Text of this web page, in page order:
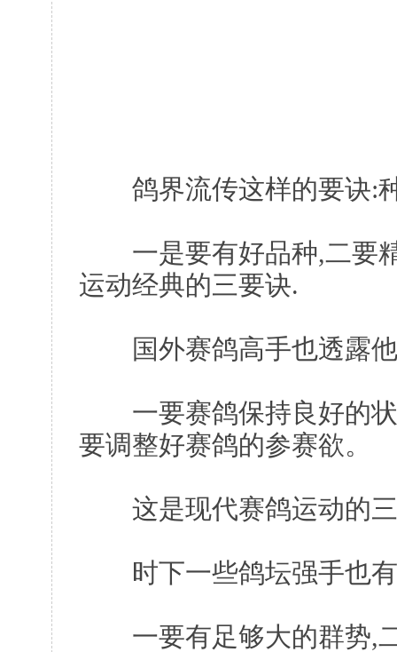
鸽界流传这样的要诀:
一是要有好品种,二要精
运动经典的三要诀.
国外赛鸽高手也透露他
一要赛鸽保持良好的状
要调整好赛鸽的参赛欲。
这是现代赛鸽运动的
时下一些鸽坛强手也有
一要有足够大的群势,二